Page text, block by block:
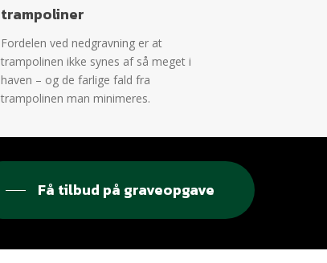
trampoliner
Fordelen ved nedgravning er at
trampolinen ikke synes af så meget i
haven – og de farlige fald fra
trampolinen man minimeres.
Få tilbud på graveopgave